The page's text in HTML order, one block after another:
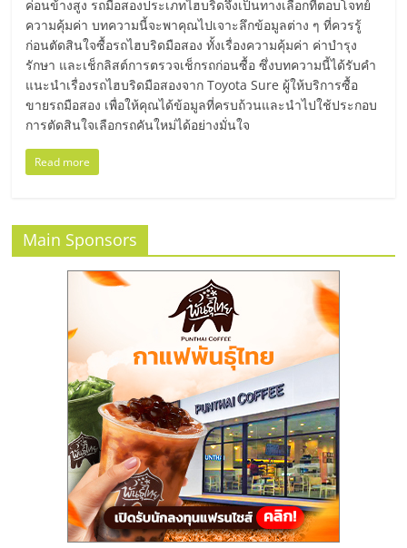
แฟ
รน
ไชส์,
ที่
ปรึกษา
แฟ
ไชส์,
รวม
แฟ
ค่อนข้างสูง รถมือสองประเภทไฮบริดจึงเป็นทางเลือกที่ตอบโจทย์
ความคุ้มค่า บทความนี้จะพาคุณไปเจาะลึกข้อมูลต่าง ๆ ที่ควรรู้
ก่อนตัดสินใจซื้อรถไฮบริดมือสอง ทั้งเรื่องความคุ้มค่า ค่าบำรุง
รักษา และเช็กลิสต์การตรวจเช็กรถก่อนซื้อ ซึ่งบทความนี้ได้รับคำ
แนะนำเรื่องรถไฮบริดมือสองจาก Toyota Sure ผู้ให้บริการซื้อ
ขายรถมือสอง เพื่อให้คุณได้ข้อมูลที่ครบถ้วนและนำไปใช้ประกอบ
การตัดสินใจเลือกรถคันใหม่ได้อย่างมั่นใจ
Read more
Main Sponsors